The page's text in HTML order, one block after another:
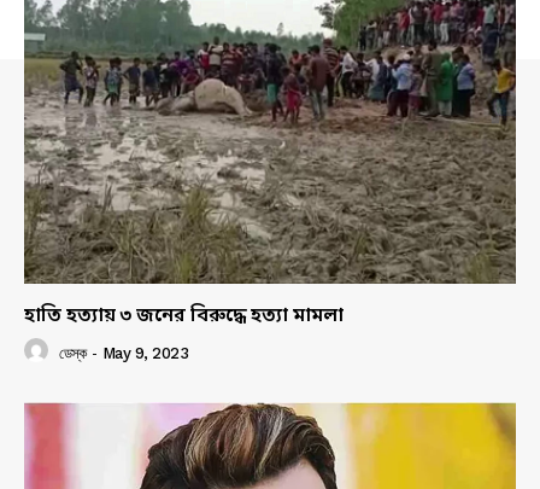
হাতি হত্যায় ৩ জনের বিরুদ্ধে হত্যা মামলা
ডেস্ক - May 9, 2023